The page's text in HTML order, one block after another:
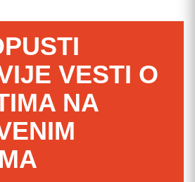
VESTI O
NA